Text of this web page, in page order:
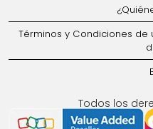
Términos y Condiciones de
Todos los